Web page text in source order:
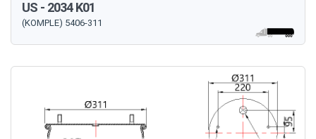
US - 2034 K01
(KOMPLE) 5406-311